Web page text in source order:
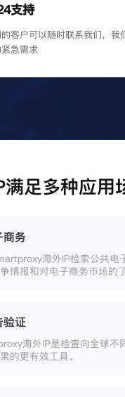
支持
客户可以随时联系我们，我
急需求
满足多种应用
商务
海外IP检索公共电
情报和对电子商务市场的了
验证
海外IP是检查向全球不
的更有效工具。